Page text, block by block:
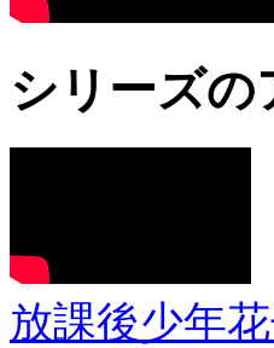
シリーズの
放課後少年